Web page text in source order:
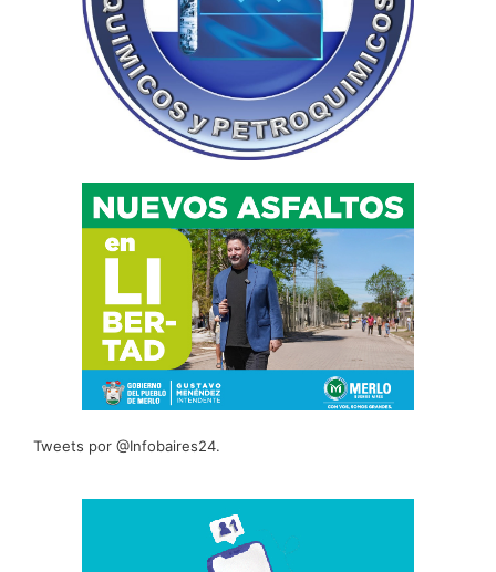
Tweets por @Infobaires24.